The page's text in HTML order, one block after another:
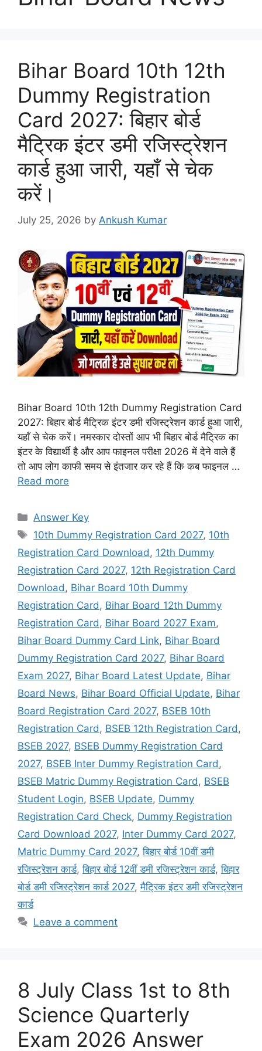
Bihar Board 10th 12th
Dummy Registration
Card 2027: बिहार बोर्ड
मैट्रिक इंटर डमी रजिस्ट्रेशन
कार्ड हुआ जारी, यहाँ से चेक
करें।
July 25, 2026 by Ankush Kumar
Bihar Board 10th 12th Dummy Registration Card
2027: बिहार बोर्ड मैट्रिक इंटर डमी रजिस्ट्रेशन कार्ड हुआ जारी,
यहाँ से चेक करें। नमस्कार दोस्तों आप भी बिहार बोर्ड मैट्रिक का
इंटर के विद्यार्थी है और आप फाइनल परीक्षा 2026 में देने वाले हैं
तो आप लोग काफी समय से इंतजार कर रहे हैं कि कब फाइनल …
Read more
Categories
Answer Key
Tags
10th Dummy Registration Card 2027, 10th
Registration Card Download , 12th Dummy
Registration Card 2027, 12th Registration Card
Download , Bihar Board 10th Dummy
Registration Card , Bihar Board 12th Dummy
Registration Card , Bihar Board 2027 Exam,
Bihar Board Dummy Card Link, Bihar Board
Dummy Registration Card 2027, Bihar Board
Exam 2027, Bihar Board Latest Update, Bihar
Board News, Bihar Board Official Update, Bihar
Board Registration Card 2027, BSEB 10th
Registration Card , BSEB 12th Registration Card ,
BSEB 2027, BSEB Dummy Registration Card
2027, BSEB Inter Dummy Registration Card ,
BSEB Matric Dummy Registration Card , BSEB
Student Login, BSEB Update, Dummy
Registration Card Check, Dummy Registration
Card Download 2027, Inter Dummy Card 2027,
Matric Dummy Card 2027,बिहार बोर्ड 10वीं डमी
रजिस्ट्रेशन कार्ड,बिहार बोर्ड 12वीं डमी रजिस्ट्रेशन कार्ड,बिहार
बोर्ड डमी रजिस्ट्रेशन कार्ड 2027,मैट्रिक इंटर डमी रजिस्ट्रेशन
कार्ड
Leave a comment
8 July Class 1st to 8th
Science Quarterly
Exam 2026 Answer